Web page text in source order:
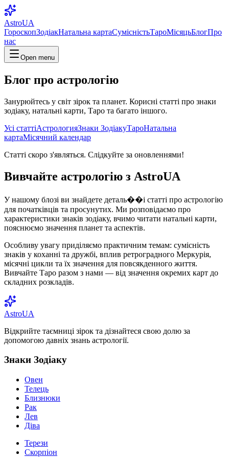
AstroUA
ГороскопЗодіакНатальна картаСумісністьТароМісяцьБлогПро
нас
Open menu
Блог про астрологію
Занурюйтесь у світ зірок та планет. Корисні статті про знаки
зодіаку, натальні карти, Таро та багато іншого.
Усі статтіАстрологияЗнаки ЗодіакуТароНатальна
картаМісячний календар
Статті скоро з'являться. Слідкуйте за оновленнями!
Вивчайте астрологію з AstroUA
У нашому блозі ви знайдете деталь��і статті про астрологію
для початківців та просунутих. Ми розповідаємо про
характеристики знаків зодіаку, вчимо читати натальні карти,
пояснюємо значення планет та аспектів.
Особливу увагу приділяємо практичним темам: сумісність
знаків у коханні та дружбі, вплив ретроградного Меркурія,
місячні цикли та їх значення для повсякденного життя.
Вивчайте Таро разом з нами — від значення окремих карт до
складних розкладів.
AstroUA
Відкрийте таємниці зірок та дізнайтеся свою долю за
допомогою давніх знань астрології.
Знаки Зодіаку
Овен
Телець
Близнюки
Рак
Лев
Діва
Терези
Скорпіон